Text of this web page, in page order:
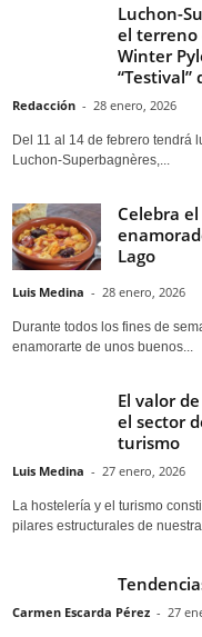
Luchon-
el terreno
Winter
“Testival”
Redacción - 28 enero, 2026
Del 11 al 14 de febrero tendrá
Luchon-Superbagnères,...
Celebra
Lago
Luis Medina - 28 enero, 2026
Durante todos los fines de
enamorarte de unos buenos...
El valor
el sector
turismo
Luis Medina - 27 enero, 2026
La hostelería y el turismo
pilares estructurales de
Carmen Escarda Pérez - 27